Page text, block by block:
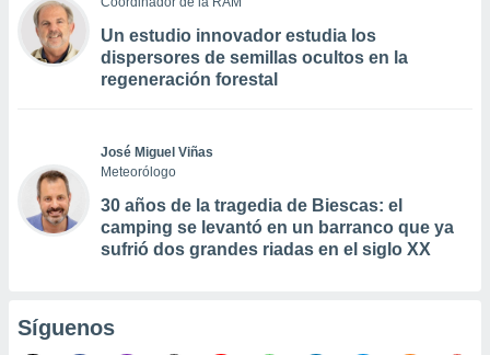
Un estudio innovador estudia los
dispersores de semillas ocultos en la
regeneración forestal
José Miguel Viñas
Meteorólogo
30 años de la tragedia de Biescas: el
camping se levantó en un barranco que ya
sufrió dos grandes riadas en el siglo XX
Síguenos